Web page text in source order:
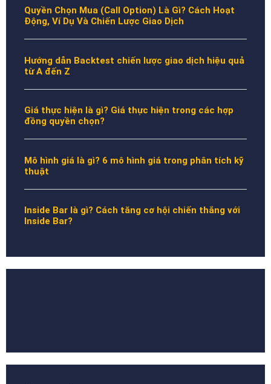
Quyền Chọn Mua (Call Option) Là Gì? Cách Hoạt
Động, Ví Dụ Và Chiến Lược Giao Dịch
Hướng dẫn Backtest chiến lược giao dịch hiệu quả
từ A đến Z
Giá thực hiện là gì? Giá thực hiện trong các hợp
đồng quyền chọn?
Mô hình giá là gì? 6 mô hình giá trong phân tích kỹ
thuật
Inside Bar là gì? Cách tăng cơ hội chiến thắng với
Inside Bar?